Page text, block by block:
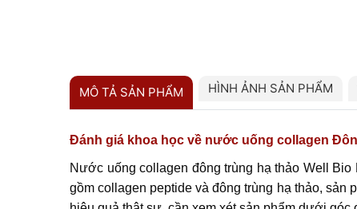
MÔ TẢ SẢN PHẨM HÌNH ẢNH SẢN PHẨM
Đánh giá khoa học về nước uống collagen
Nước uống collagen đông trùng hạ thảo Well
gồm collagen peptide và đông trùng hạ thảo, sản